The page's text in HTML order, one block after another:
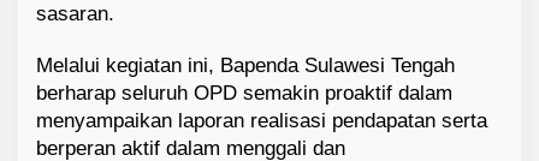
sasaran.
Melalui kegiatan ini, Bapenda Sulawesi Tengah
berharap seluruh OPD semakin proaktif dalam
menyampaikan laporan realisasi pendapatan serta
berperan aktif dalam menggali dan